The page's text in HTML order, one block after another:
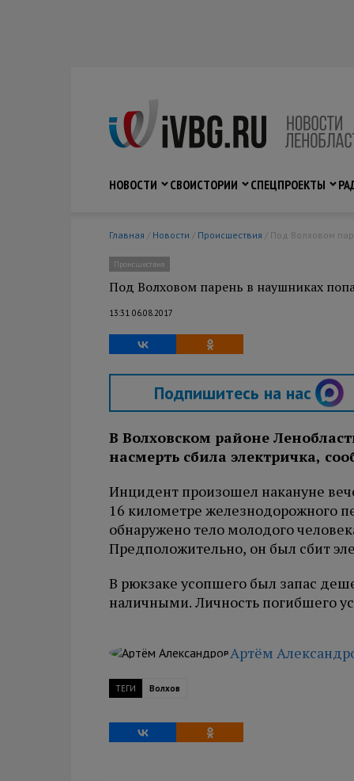
НОВОСТИ
СВОИСТОРИИ СПЕЦПРОЕКТЫ
Главная / Новости / Происшествия / Под Волховом
Происшествия
Под Волховом парень в наушниках
13:31 06.08.2017
Подпишитесь на нас
В Волховском районе
насмерть сбила электричка,
Инцидент произошел накануне
16 километре железнодорожного
обнаружено тело молодого
Предположительно, он был сбит
В рюкзаке усопшего был запас
наличными. Личность погибшего
Артём
ТЕГИ Волхов